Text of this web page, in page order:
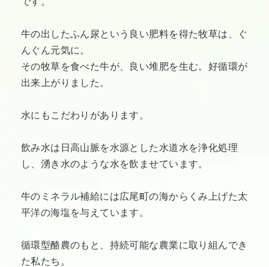
牛の出したふん尿という良い肥料を得た牧草は、ぐ
んぐん元気に。
その牧草を食べた牛が、良い堆肥を生む。好循環が
出来上がりました。
水にもこだわりがあります。
飲み水は日高山脈を水源とした水道水を浄化処理
し、湧き水のような水を飲ませています。
牛のミネラル補給には広尾町の海からくみ上げた太
平洋の海塩を与えています。
循環型酪農のもと、持続可能な農業に取り組んでき
た私たち。